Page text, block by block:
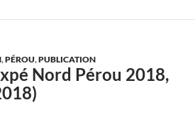
,PÉROU,PUBLICATION
Nord Pérou 2018,